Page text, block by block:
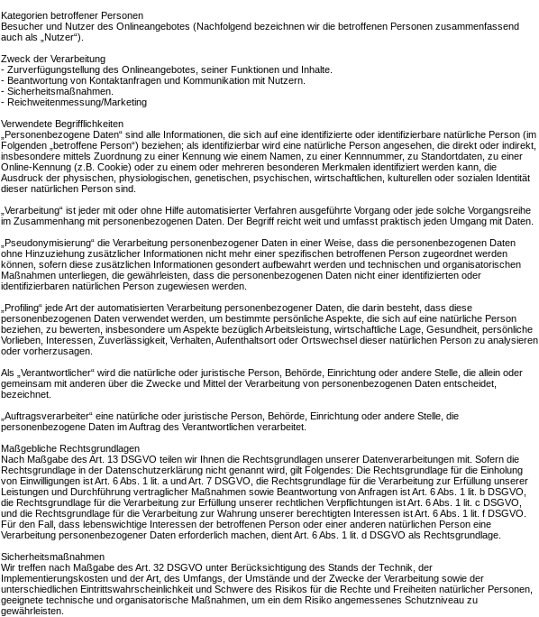
Kategorien betroffener Personen
Besucher und Nutzer des Onlineangebotes (Nachfolgend bezeichnen wir die betroffenen Personen zusammenfassend
auch als „Nutzer“).
Zweck der Verarbeitung
- Zurverfügungstellung des Onlineangebotes, seiner Funktionen und Inhalte.
- Beantwortung von Kontaktanfragen und Kommunikation mit Nutzern.
- Sicherheitsmaßnahmen.
- Reichweitenmessung/Marketing
Verwendete Begrifflichkeiten
„Personenbezogene Daten“ sind alle Informationen, die sich auf eine identifizierte oder identifizierbare natürliche Person (im
Folgenden „betroffene Person“) beziehen; als identifizierbar wird eine natürliche Person angesehen, die direkt oder indirekt,
insbesondere mittels Zuordnung zu einer Kennung wie einem Namen, zu einer Kennnummer, zu Standortdaten, zu einer
Online-Kennung (z.B. Cookie) oder zu einem oder mehreren besonderen Merkmalen identifiziert werden kann, die
Ausdruck der physischen, physiologischen, genetischen, psychischen, wirtschaftlichen, kulturellen oder sozialen Identität
dieser natürlichen Person sind.
„Verarbeitung“ ist jeder mit oder ohne Hilfe automatisierter Verfahren ausgeführte Vorgang oder jede solche Vorgangsreihe
im Zusammenhang mit personenbezogenen Daten. Der Begriff reicht weit und umfasst praktisch jeden Umgang mit Daten.
„Pseudonymisierung“ die Verarbeitung personenbezogener Daten in einer Weise, dass die personenbezogenen Daten
ohne Hinzuziehung zusätzlicher Informationen nicht mehr einer spezifischen betroffenen Person zugeordnet werden
können, sofern diese zusätzlichen Informationen gesondert aufbewahrt werden und technischen und organisatorischen
Maßnahmen unterliegen, die gewährleisten, dass die personenbezogenen Daten nicht einer identifizierten oder
identifizierbaren natürlichen Person zugewiesen werden.
„Profiling“ jede Art der automatisierten Verarbeitung personenbezogener Daten, die darin besteht, dass diese
personenbezogenen Daten verwendet werden, um bestimmte persönliche Aspekte, die sich auf eine natürliche Person
beziehen, zu bewerten, insbesondere um Aspekte bezüglich Arbeitsleistung, wirtschaftliche Lage, Gesundheit, persönliche
Vorlieben, Interessen, Zuverlässigkeit, Verhalten, Aufenthaltsort oder Ortswechsel dieser natürlichen Person zu analysieren
oder vorherzusagen.
Als „Verantwortlicher“ wird die natürliche oder juristische Person, Behörde, Einrichtung oder andere Stelle, die allein oder
gemeinsam mit anderen über die Zwecke und Mittel der Verarbeitung von personenbezogenen Daten entscheidet,
bezeichnet.
„Auftragsverarbeiter“ eine natürliche oder juristische Person, Behörde, Einrichtung oder andere Stelle, die
personenbezogene Daten im Auftrag des Verantwortlichen verarbeitet.
Maßgebliche Rechtsgrundlagen
Nach Maßgabe des Art. 13 DSGVO teilen wir Ihnen die Rechtsgrundlagen unserer Datenverarbeitungen mit. Sofern die
Rechtsgrundlage in der Datenschutzerklärung nicht genannt wird, gilt Folgendes: Die Rechtsgrundlage für die Einholung
von Einwilligungen ist Art. 6 Abs. 1 lit. a und Art. 7 DSGVO, die Rechtsgrundlage für die Verarbeitung zur Erfüllung unserer
Leistungen und Durchführung vertraglicher Maßnahmen sowie Beantwortung von Anfragen ist Art. 6 Abs. 1 lit. b DSGVO,
die Rechtsgrundlage für die Verarbeitung zur Erfüllung unserer rechtlichen Verpflichtungen ist Art. 6 Abs. 1 lit. c DSGVO,
und die Rechtsgrundlage für die Verarbeitung zur Wahrung unserer berechtigten Interessen ist Art. 6 Abs. 1 lit. f DSGVO.
Für den Fall, dass lebenswichtige Interessen der betroffenen Person oder einer anderen natürlichen Person eine
Verarbeitung personenbezogener Daten erforderlich machen, dient Art. 6 Abs. 1 lit. d DSGVO als Rechtsgrundlage.
Sicherheitsmaßnahmen
Wir treffen nach Maßgabe des Art. 32 DSGVO unter Berücksichtigung des Stands der Technik, der
Implementierungskosten und der Art, des Umfangs, der Umstände und der Zwecke der Verarbeitung sowie der
unterschiedlichen Eintrittswahrscheinlichkeit und Schwere des Risikos für die Rechte und Freiheiten natürlicher Personen,
geeignete technische und organisatorische Maßnahmen, um ein dem Risiko angemessenes Schutzniveau zu
gewährleisten.